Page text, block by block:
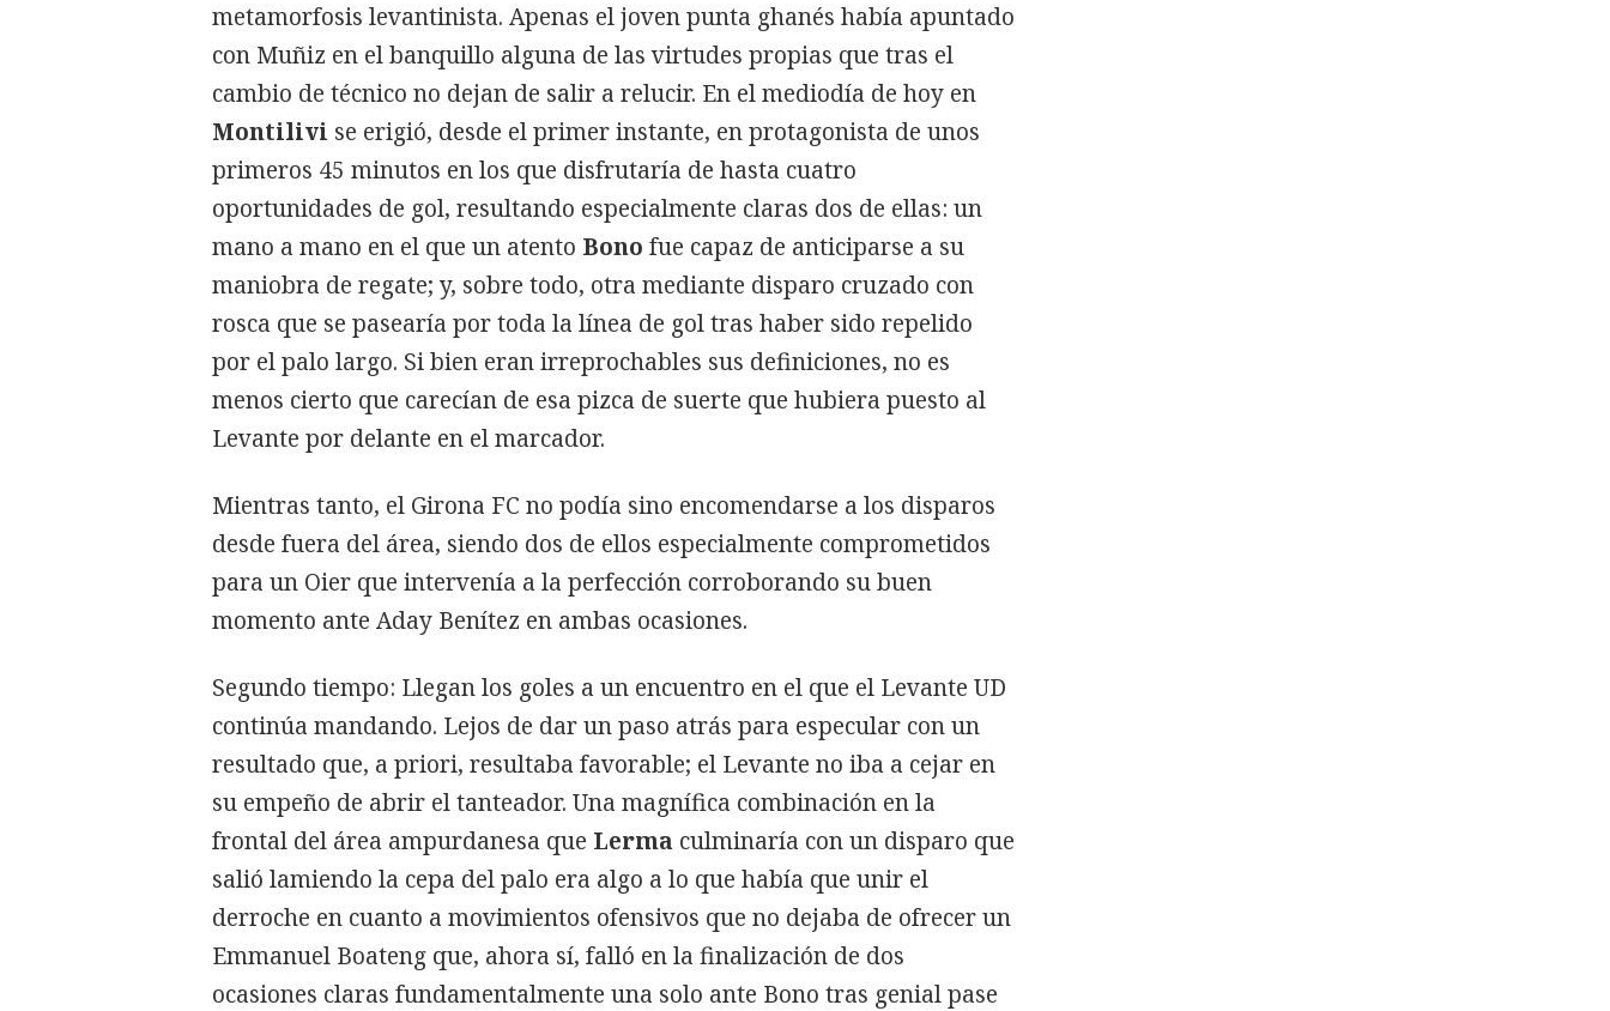
metamorfosis levantinista. Apenas el joven punta ghanés había apuntado
con Muñiz en el banquillo alguna de las virtudes propias que tras el
cambio de técnico no dejan de salir a relucir. En el mediodía de hoy en
Montilivi se erigió, desde el primer instante, en protagonista de unos
primeros 45 minutos en los que disfrutaría de hasta cuatro
oportunidades de gol, resultando especialmente claras dos de ellas: un
mano a mano en el que un atento Bono fue capaz de anticiparse a su
maniobra de regate; y, sobre todo, otra mediante disparo cruzado con
rosca que se pasearía por toda la línea de gol tras haber sido repelido
por el palo largo. Si bien eran irreprochables sus definiciones, no es
menos cierto que carecían de esa pizca de suerte que hubiera puesto al
Levante por delante en el marcador.
Mientras tanto, el Girona FC no podía sino encomendarse a los disparos
desde fuera del área, siendo dos de ellos especialmente comprometidos
para un Oier que intervenía a la perfección corroborando su buen
momento ante Aday Benítez en ambas ocasiones.
Segundo tiempo: Llegan los goles a un encuentro en el que el Levante UD
continúa mandando. Lejos de dar un paso atrás para especular con un
resultado que, a priori, resultaba favorable; el Levante no iba a cejar en
su empeño de abrir el tanteador. Una magnífica combinación en la
frontal del área ampurdanesa que Lerma culminaría con un disparo que
salió lamiendo la cepa del palo era algo a lo que había que unir el
derroche en cuanto a movimientos ofensivos que no dejaba de ofrecer un
Emmanuel Boateng que, ahora sí, falló en la finalización de dos
ocasiones claras fundamentalmente una solo ante Bono tras genial pase